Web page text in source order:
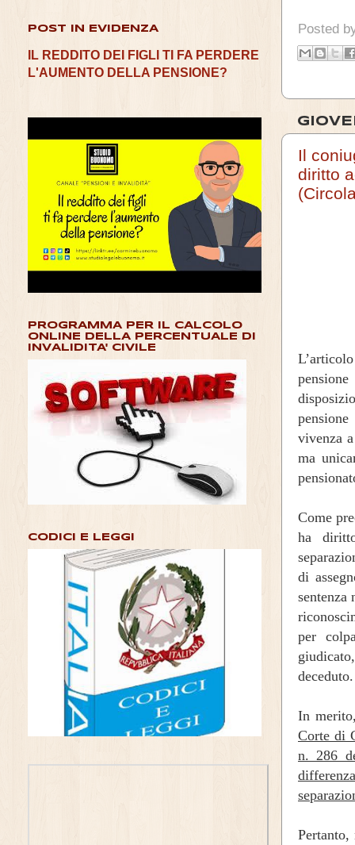
Posted
Il
diritto
vivenza
ma
Come
ha
di
sentenza
per
deceduto.
In
Corte di
n. 286
Pertanto,
POST IN EVIDENZA
IL REDDITO DEI FIGLI TI FA PERDERE
L'AUMENTO DELLA PENSIONE?
PROGRAMMA PER IL CALCOLO
ONLINE DELLA PERCENTUALE DI
INVALIDITA' CIVILE
CODICI E LEGGI